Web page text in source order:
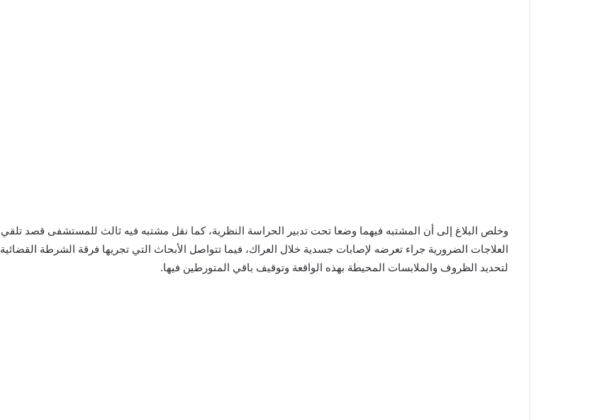
وخلص البلاغ إلى أن المشتبه فيهما وضعا تحت تدبير الحراسة النظرية، كما نقل مشتبه فيه ثالث للمستشفى قصد تلقي
العلاجات الضرورية جراء تعرضه لإصابات جسدية خلال العراك، فيما تتواصل الأبحاث التي تجريها فرقة الشرطة القضائية
لتحديد الظروف والملابسات المحيطة بهذه الواقعة وتوقيف باقي المتورطين فيها.